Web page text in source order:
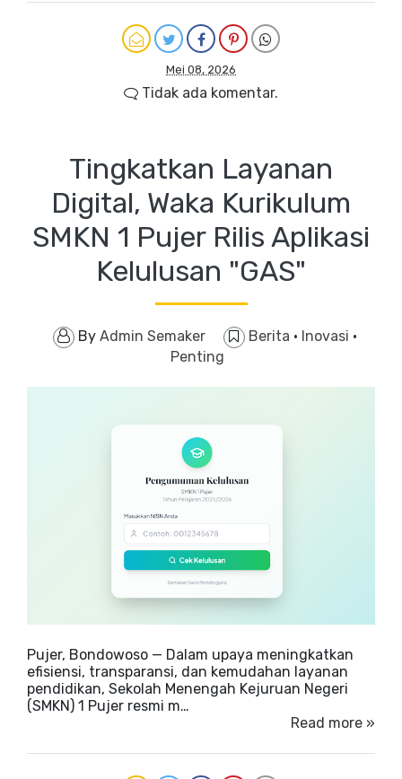
Mei 08, 2026
Tidak ada komentar.
Tingkatkan Layanan
Digital, Waka Kurikulum
SMKN 1 Pujer Rilis Aplikasi
Kelulusan "GAS"
By Admin Semaker Berita · Inovasi ·
Penting
Pujer, Bondowoso — Dalam upaya meningkatkan
efisiensi, transparansi, dan kemudahan layanan
pendidikan, Sekolah Menengah Kejuruan Negeri
(SMKN) 1 Pujer resmi m…
Read more »